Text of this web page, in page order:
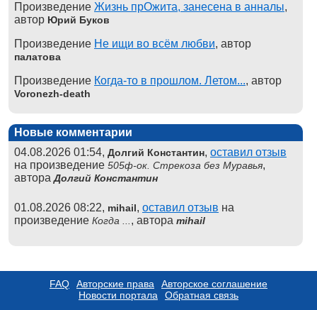
Произведение Жизнь прОжита, занесена в анналы,
автор Юрий Буков
Произведение Не ищи во всём любви, автор
палатова
Произведение Когда-то в прошлом. Летом..., автор
Voronezh-death
Новые комментарии
04.08.2026 01:54, Долгий Константин, оставил отзыв
на произведение 505ф-ок. Стрекоза без Муравья,
автораДолгий Константин
01.08.2026 08:22, mihail, оставил отзыв на
произведение Когда ... , автора mihail
FAQ Авторские права
Авторское соглашение
Новости портала
Обратная связь